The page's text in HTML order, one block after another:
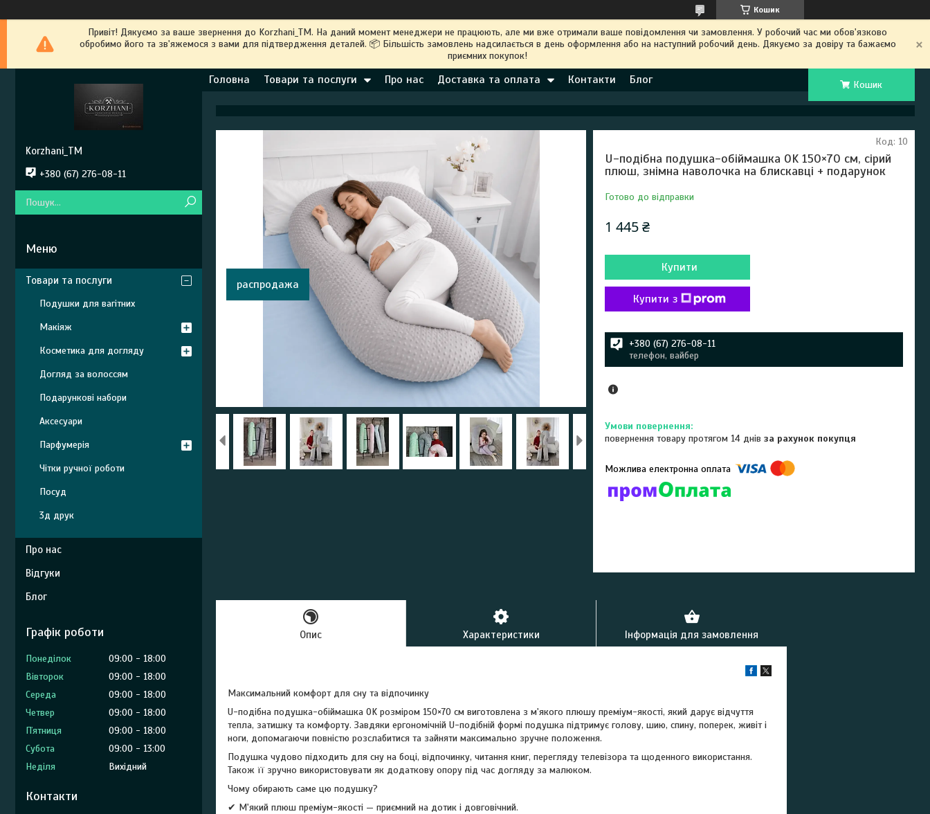
Кошик
Привіт! Дякуємо за ваше звернення до Kоrzhani_TM. На даний момент менеджери не працюють, але ми вже отримали ваше повідомлення чи замовлення. У робочий час ми обов'язково
обробимо його та зв'яжемося з вами для підтвердження деталей. 📦 Більшість замовлень надсилається в день оформлення або на наступний робочий день. Дякуємо за довіру та бажаємо
приємних покупок!
Головна Товари та послуги Про нас Доставка та оплата Контакти Блог Кошик
распродажа
U-подібна подушка-обіймашка OK 150×70 см, сірий
плюш, знімна наволочка на блискавці + подарунок
Готово до відправки
Код: 10
1 445 ₴
Купити
Купити з
+380 (67) 276-08-11
телефон, вайбер
повернення товару протягом 14 днівза рахунок покупця
Опис Характеристики Інформація для замовлення
Максимальний комфорт для сну та відпочинку
U-подібна подушка-обіймашка OK розміром 150×70 см виготовлена з м'якого плюшу преміум-якості, який дарує відчуття
тепла, затишку та комфорту. Завдяки ергономічній U-подібній формі подушка підтримує голову, шию, спину, поперек, живіт і
ноги, допомагаючи повністю розслабитися та зайняти максимально зручне положення.
Подушка чудово підходить для сну на боці, відпочинку, читання книг, перегляду телевізора та щоденного використання.
Також її зручно використовувати як додаткову опору під час догляду за малюком.
Чому обирають саме цю подушку?
✔ М'який плюш преміум-якості — приємний на дотик і довговічний.
Korzhani_TM
+380 (67) 276-08-11
Товари та послуги
Подушки для вагітних
Макіяж
Косметика для догляду
Догляд за волоссям
Подарункові набори
Аксесуари
Парфумерія
Чітки ручної роботи
Посуд
3д друк
Про нас
Відгуки
Блог
Графік роботи
Понеділок 09:00
18:00
Вівторок
09:00
18:00
Середа
09:00
18:00
Четвер
09:00
18:00
Пʼятниця
09:00
18:00
Субота
09:00
13:00
Неділя
Вихідний
Контакти